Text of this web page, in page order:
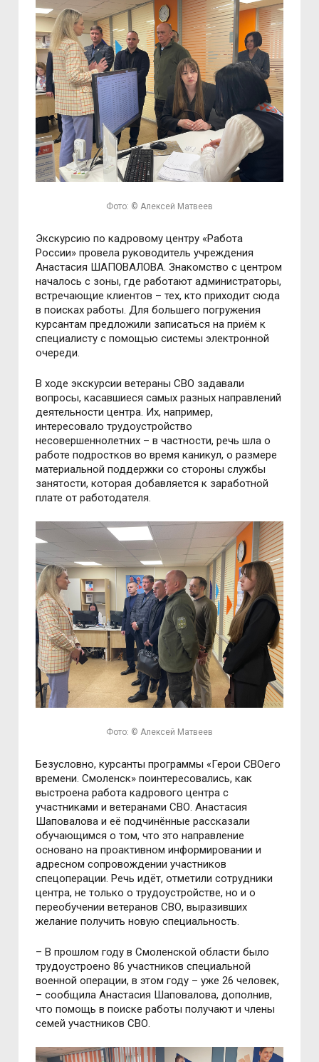
Фото: © Алексей Матвеев
Экскурсию по кадровому центру «Работа
России» провела руководитель учреждения
Анастасия ШАПОВАЛОВА. Знакомство с центром
началось с зоны, где работают администраторы,
встречающие клиентов – тех, кто приходит сюда
в поисках работы. Для большего погружения
курсантам предложили записаться на приём к
специалисту с помощью системы электронной
очереди.
В ходе экскурсии ветераны СВО задавали
вопросы, касавшиеся самых разных направлений
деятельности центра. Их, например,
интересовало трудоустройство
несовершеннолетних – в частности, речь шла о
работе подростков во время каникул, о размере
материальной поддержки со стороны службы
занятости, которая добавляется к заработной
плате от работодателя.
Фото: © Алексей Матвеев
Безусловно, курсанты программы «Герои СВОего
времени. Смоленск» поинтересовались, как
выстроена работа кадрового центра с
участниками и ветеранами СВО. Анастасия
Шаповалова и её подчинённые рассказали
обучающимся о том, что это направление
основано на проактивном информировании и
адресном сопровождении участников
спецоперации. Речь идёт, отметили сотрудники
центра, не только о трудоустройстве, но и о
переобучении ветеранов СВО, выразивших
желание получить новую специальность.
– В прошлом году в Смоленской области было
трудоустроено 86 участников специальной
военной операции, в этом году – уже 26 человек,
– сообщила Анастасия Шаповалова, дополнив,
что помощь в поиске работы получают и члены
семей участников СВО.